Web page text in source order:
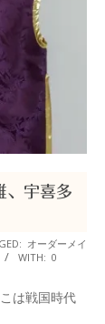
、宇喜多
オーダーメイ
WITH: 0
は戦国時代